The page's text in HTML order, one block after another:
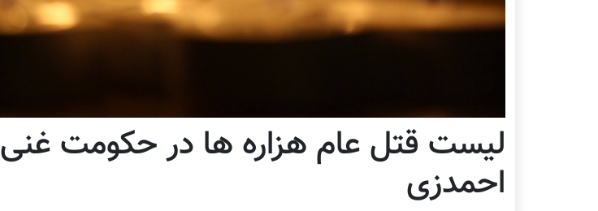
لیست قتل عام هزاره ها در حکومت غنی
احمدزی